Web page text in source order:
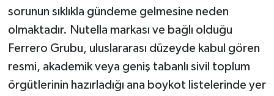
sorunun sıklıkla gündeme gelmesine neden
olmaktadır. Nutella markası ve bağlı olduğu
Ferrero Grubu, uluslararası düzeyde kabul gören
resmi, akademik veya geniş tabanlı sivil toplum
örgütlerinin hazırladığı ana boykot listelerinde yer